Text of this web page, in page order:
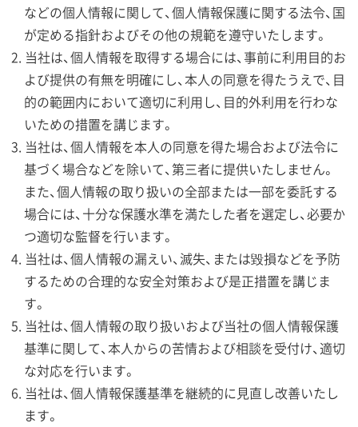
などの個人情報に関して、個人情報保護に関する法令、国
が定める指針およびその他の規範を遵守いたします。
当社は、個人情報を取得する場合には、事前に利用目的お
よび提供の有無を明確にし、本人の同意を得たうえで、目
的の範囲内において適切に利用し、目的外利用を行わな
いための措置を講じます。
当社は、個人情報を本人の同意を得た場合および法令に
基づく場合などを除いて、第三者に提供いたしません。
また、個人情報の取り扱いの全部または一部を委託する
場合には、十分な保護水準を満たした者を選定し、必要か
つ適切な監督を行います。
当社は、個人情報の漏えい、滅失、または毀損などを予防
するための合理的な安全対策および是正措置を講じま
す。
当社は、個人情報の取り扱いおよび当社の個人情報保護
基準に関して、本人からの苦情および相談を受付け、適切
な対応を行います。
当社は、個人情報保護基準を継続的に見直し改善いたし
ます。